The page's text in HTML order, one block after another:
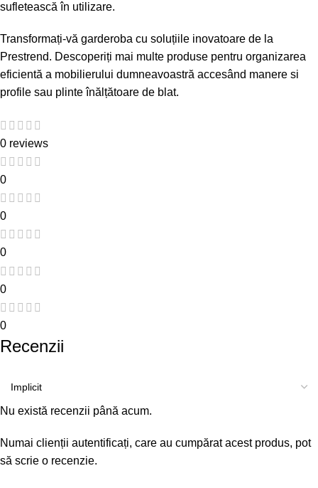
sufletească în utilizare.
Transformați-vă garderoba cu soluțiile inovatoare de la
Prestrend. Descoperiți mai multe produse pentru organizarea
eficientă a mobilierului dumneavoastră accesând manere si
profile sau plinte înălțătoare de blat.
0 reviews
0
0
0
0
0
Recenzii
Nu există recenzii până acum.
Numai clienții autentificați, care au cumpărat acest produs, pot
să scrie o recenzie.